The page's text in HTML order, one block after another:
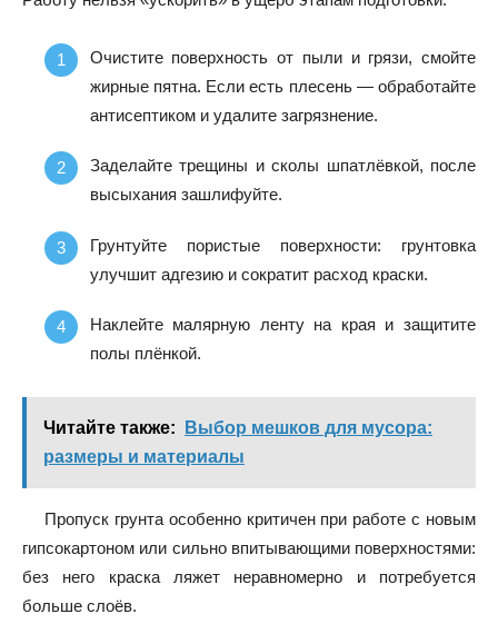
Очистите поверхность от пыли и грязи, смойте
жирные пятна. Если есть плесень — обработайте
антисептиком и удалите загрязнение.
Заделайте трещины и сколы шпатлёвкой, после
высыхания зашлифуйте.
Грунтуйте пористые поверхности: грунтовка
улучшит адгезию и сократит расход краски.
Наклейте малярную ленту на края и защитите
полы плёнкой.
Читайте также:
Выбор мешков для мусора:
размеры и материалы
Пропуск грунта особенно критичен при работе с новым
гипсокартоном или сильно впитывающими поверхностями:
без него краска ляжет неравномерно и потребуется
больше слоёв.